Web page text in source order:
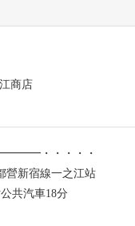
商店
・・・・・
營新宿線一之江站
共汽車18分